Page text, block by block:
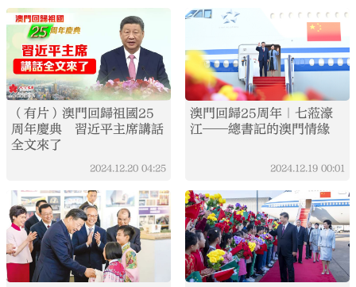
（有片）澳門回歸祖國25
周年慶典 習近平主席講話
全文來了
2024.12.20 04:25
澳門回歸25周年｜七蒞濠
江——總書記的澳門情緣
2024.12.19 00:01